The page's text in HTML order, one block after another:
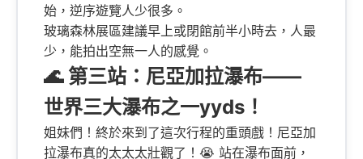
始，逆序遊覽人少很多。
玻璃森林展區建議早上或閉館前半小時去，人最
少，能拍出空無一人的感覺。
🌊 第三站：尼亞加拉瀑布——
世界三大瀑布之一yyds！
姐妹們！終於來到了這次行程的重頭戲！尼亞加
拉瀑布真的太太太壯觀了！😭 站在瀑布面前，